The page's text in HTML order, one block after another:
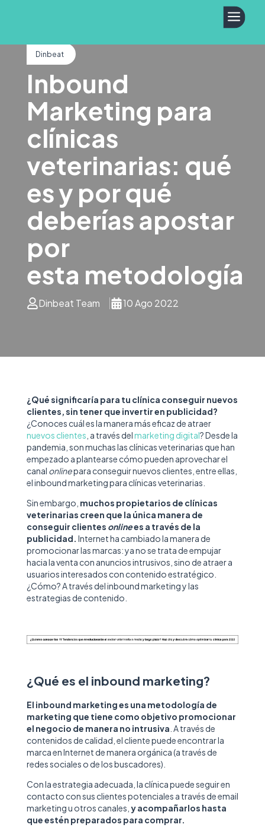
a
Dinbeat
Inbound
Marketing para
clínicas
veterinarias: qué
es y por qué
deberías apostar
por
esta metodología
Dinbeat Team 10 Ago 2022
¿Qué significaría para tu clínica conseguir nuevos
clientes, sin tener que invertir en publicidad?
¿Conoces cuál es la manera más eficaz de atraer
nuevos clientes , a través delmarketing digital? Desde la
pandemia, son muchas las clínicas veterinarias que han
empezado a plantearse cómo pueden aprovechar el
canal onlinepara conseguir nuevos clientes, entre ellas,
el inbound marketing para clínicas veterinarias.
Sin embargo, muchos propietarios de clínicas
veterinarias creen que la única manera de
conseguir clientes onlinees a través de la
publicidad. Internet ha cambiado la manera de
promocionar las marcas: ya no se trata de empujar
hacia la venta con anuncios intrusivos, sino de atraer a
usuarios interesados con contenido estratégico.
¿Cómo? A través del inbound marketing y las
estrategias de contenido.
¿Qué es el inbound marketing?
El inbound marketing es una metodología de
marketing que tiene como objetivo promocionar
el negocio de manera no intrusiva . A través de
contenidos de calidad, el cliente puede encontrar la
marca en Internet de manera orgánica (a través de
redes sociales o de los buscadores).
Con la estrategia adecuada, la clínica puede seguir en
contacto con sus clientes potenciales a través de email
marketing u otros canales, y acompañarlos hasta
que estén preparados para comprar.